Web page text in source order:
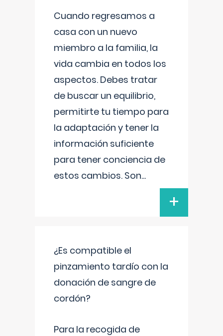
Cuando regresamos a
casa con un nuevo
miembro a la familia, la
vida cambia en todos los
aspectos. Debes tratar
de buscar un equilibrio,
permitirte tu tiempo para
la adaptación y tener la
información suficiente
para tener conciencia de
estos cambios. Son...
+
¿Es compatible el
pinzamiento tardío con la
donación de sangre de
cordón?
Para la recogida de